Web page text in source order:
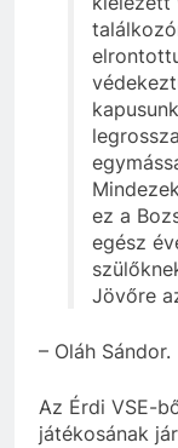
ez a
egész
Jövőre
– Oláh Sándor.
Az Érdi VSE-
játékosának